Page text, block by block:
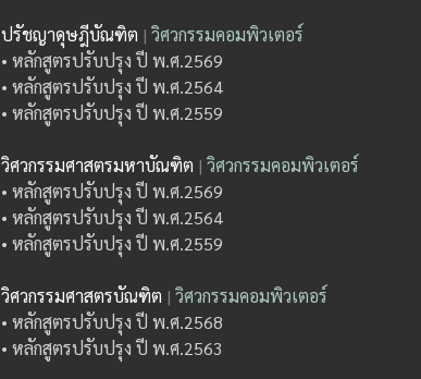
ปรัชญาดุษฎีบัณฑิต | วิศวกรรมคอมพิวเตอร์
• หลักสูตรปรับปรุง ปี พ.ศ.2569
• หลักสูตรปรับปรุง ปี พ.ศ.2564
• หลักสูตรปรับปรุง ปี พ.ศ.2559
วิศวกรรมศาสตรมหาบัณฑิต | วิศวกรรมคอมพิวเตอร์
• หลักสูตรปรับปรุง ปี พ.ศ.2569
• หลักสูตรปรับปรุง ปี พ.ศ.2564
• หลักสูตรปรับปรุง ปี พ.ศ.2559
วิศวกรรมศาสตรบัณฑิต | วิศวกรรมคอมพิวเตอร์
• หลักสูตรปรับปรุง ปี พ.ศ.2568
• หลักสูตรปรับปรุง ปี พ.ศ.2563